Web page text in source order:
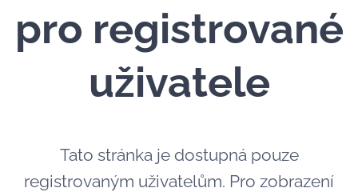
pro registrované
uživatele
Tato stránka je dostupná pouze
registrovaným uživatelům. Pro zobrazení